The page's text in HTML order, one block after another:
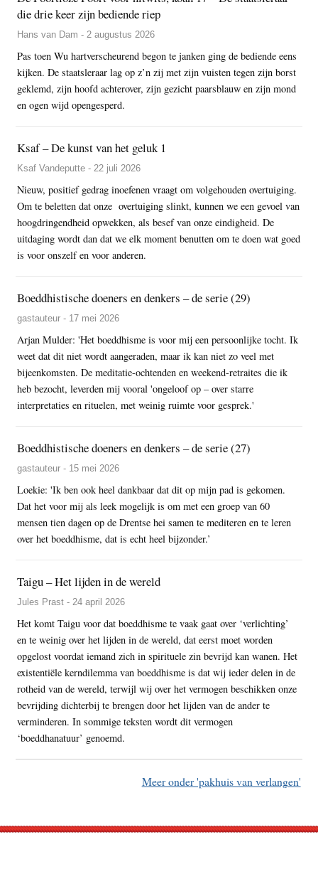
die drie keer zijn bediende riep
Hans van Dam - 2 augustus 2026
Pas toen Wu hartverscheurend begon te janken ging de bediende eens
kijken. De staatsleraar lag op z’n zij met zijn vuisten tegen zijn borst
geklemd, zijn hoofd achterover, zijn gezicht paarsblauw en zijn mond
en ogen wijd opengesperd.
Ksaf – De kunst van het geluk 1
Ksaf Vandeputte - 22 juli 2026
Nieuw, positief gedrag inoefenen vraagt om volgehouden overtuiging.
Om te beletten dat onze overtuiging slinkt, kunnen we een gevoel van
hoogdringendheid opwekken, als besef van onze eindigheid. De
uitdaging wordt dan dat we elk moment benutten om te doen wat goed
is voor onszelf en voor anderen.
Boeddhistische doeners en denkers – de serie (29)
gastauteur - 17 mei 2026
Arjan Mulder: 'Het boeddhisme is voor mij een persoonlijke tocht. Ik
weet dat dit niet wordt aangeraden, maar ik kan niet zo veel met
bijeenkomsten. De meditatie-ochtenden en weekend-retraites die ik
heb bezocht, leverden mij vooral 'ongeloof op – over starre
interpretaties en rituelen, met weinig ruimte voor gesprek.'
Boeddhistische doeners en denkers – de serie (27)
gastauteur - 15 mei 2026
Loekie: 'Ik ben ook heel dankbaar dat dit op mijn pad is gekomen.
Dat het voor mij als leek mogelijk is om met een groep van 60
mensen tien dagen op de Drentse hei samen te mediteren en te leren
over het boeddhisme, dat is echt heel bijzonder.’
Taigu – Het lijden in de wereld
Jules Prast - 24 april 2026
Het komt Taigu voor dat boeddhisme te vaak gaat over ‘verlichting’
en te weinig over het lijden in de wereld, dat eerst moet worden
opgelost voordat iemand zich in spirituele zin bevrijd kan wanen. Het
existentiële kerndilemma van boeddhisme is dat wij ieder delen in de
rotheid van de wereld, terwijl wij over het vermogen beschikken onze
bevrijding dichterbij te brengen door het lijden van de ander te
verminderen. In sommige teksten wordt dit vermogen
‘boeddhanatuur’ genoemd.
Meer onder 'pakhuis van verlangen'